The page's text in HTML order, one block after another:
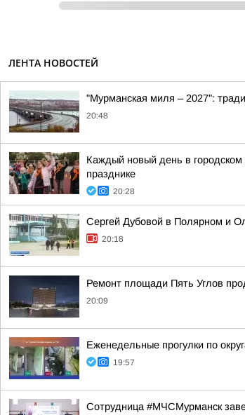
ЛЕНТА НОВОСТЕЙ
"Мурманская миля – 2027":
20:48
Каждый новый день в
празднике
20:28
Сергей Дубовой в Полярном и
20:18
Ремонт площади Пять Углов
20:09
Еженедельные прогулки по
19:57
Сотрудница #МЧСМурманск